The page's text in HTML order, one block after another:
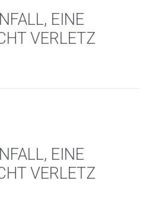
EINE
VERLETZ
EINE
VERLETZ